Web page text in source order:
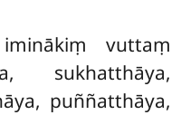
iminākiṃ vuttaṃ
sukhatthāya,
puññatthāya,